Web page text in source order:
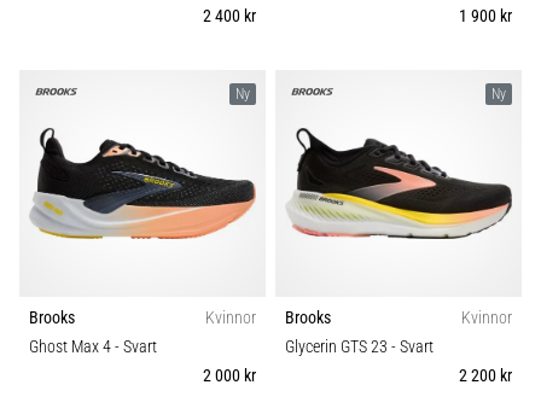
2 400 kr
1 900 kr
Ny
Brooks
Kvinnor
Ghost Max 4- Svart
2 000 kr
Ny
Brooks
Kvinnor
Glycerin GTS 23 - Svart
2 200 kr